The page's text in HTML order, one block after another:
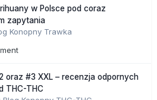
w Polsce pod coraz
zapytania
Konopny Trawka
oraz #3 XXL – recenzja odpornych
THC-THC